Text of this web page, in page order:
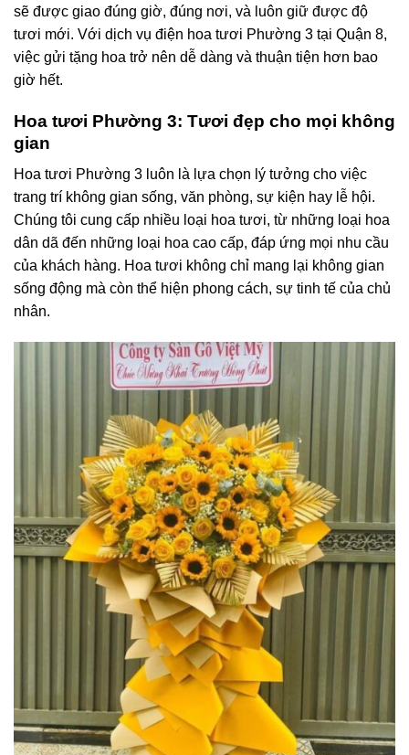
sẽ được giao đúng giờ, đúng nơi, và luôn giữ được độ
tươi mới. Với dịch vụ điện hoa tươi Phường 3 tại Quận 8,
việc gửi tặng hoa trở nên dễ dàng và thuận tiện hơn bao
giờ hết.
Hoa tươi Phường 3: Tươi đẹp cho mọi không
gian
Hoa tươi Phường 3 luôn là lựa chọn lý tưởng cho việc
trang trí không gian sống, văn phòng, sự kiện hay lễ hội.
Chúng tôi cung cấp nhiều loại hoa tươi, từ những loại hoa
dân dã đến những loại hoa cao cấp, đáp ứng mọi nhu cầu
của khách hàng. Hoa tươi không chỉ mang lại không gian
sống động mà còn thể hiện phong cách, sự tinh tế của chủ
nhân.